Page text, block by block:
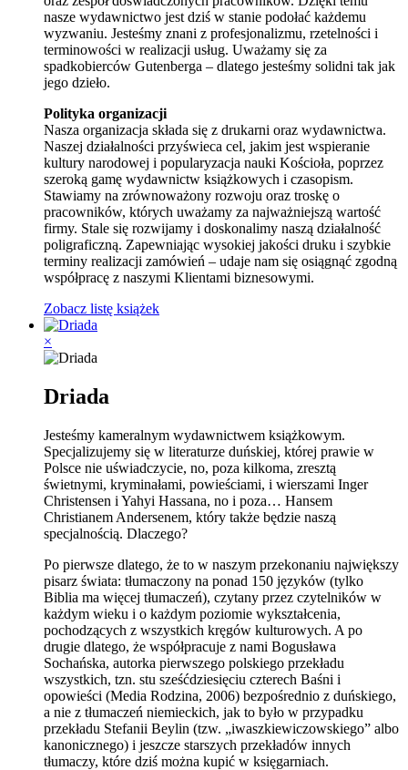
nasze wydawnictwo jest dziś w stanie podołać każdemu
wyzwaniu. Jesteśmy znani z profesjonalizmu, rzetelności i
terminowości w realizacji usług. Uważamy się za
spadkobierców Gutenberga – dlatego jesteśmy solidni tak jak
jego dzieło.
Polityka organizacji
Nasza organizacja składa się z drukarni oraz wydawnictwa.
Naszej działalności przyświeca cel, jakim jest wspieranie
kultury narodowej i popularyzacja nauki Kościoła, poprzez
szeroką gamę wydawnictw książkowych i czasopism.
Stawiamy na zrównoważony rozwoju oraz troskę o
pracowników, których uważamy za najważniejszą wartość
firmy. Stale się rozwijamy i doskonalimy naszą działalność
poligraficzną. Zapewniając wysokiej jakości druku i szybkie
terminy realizacji zamówień – udaje nam się osiągnąć zgodną
współpracę z naszymi Klientami biznesowymi.
Zobacz listę książek
×
Driada
Jesteśmy kameralnym wydawnictwem książkowym.
Specjalizujemy się w literaturze duńskiej, której prawie w
Polsce nie uświadczycie, no, poza kilkoma, zresztą
świetnymi, kryminałami, powieściami, i wierszami Inger
Christensen i Yahyi Hassana, no i poza… Hansem
Christianem Andersenem, który także będzie naszą
specjalnością. Dlaczego?
Po pierwsze dlatego, że to w naszym przekonaniu największy
pisarz świata: tłumaczony na ponad 150 języków (tylko
Biblia ma więcej tłumaczeń), czytany przez czytelników w
każdym wieku i o każdym poziomie wykształcenia,
pochodzących z wszystkich kręgów kulturowych. A po
drugie dlatego, że współpracuje z nami Bogusława
Sochańska, autorka pierwszego polskiego przekładu
wszystkich, tzn. stu sześćdziesięciu czterech Baśni i
opowieści (Media Rodzina, 2006) bezpośrednio z duńskiego,
a nie z tłumaczeń niemieckich, jak to było w przypadku
przekładu Stefanii Beylin (tzw. „iwaszkiewiczowskiego” albo
kanonicznego) i jeszcze starszych przekładów innych
tłumaczy, które dziś można kupić w księgarniach.